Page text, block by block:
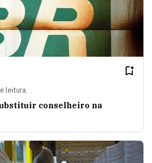
leitura
conselheiro na